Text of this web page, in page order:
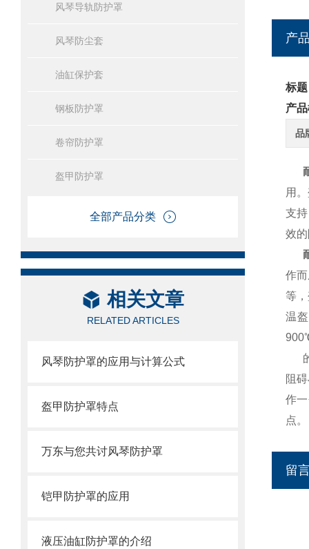
风琴导轨防护罩
风琴防尘套
油缸保护套
钢板防护罩
卷帘防护罩
盔甲防护罩
全部产品分类
相关文章
RELATED ARTICLES
风琴防护罩的应用与计算公式
盔甲防护罩特点
万东与您共讨风琴防护罩
铠甲防护罩的应用
液压油缸防护罩的介绍
产
标
产
品
耐
用
支
效
耐
作
等
温
阻
作
点。
留